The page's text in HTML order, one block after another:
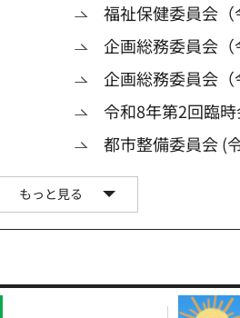
福祉保健委員会（
企画総務委員会（
企画総務委員会（
令和8年第2回臨
都市整備委員会 (
もっと見る